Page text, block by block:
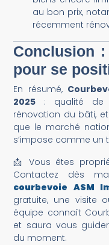
au bon prix,
récemment
Conclusion :
pour se
En résumé,
2025 : qualité de
rénovation du bâti,
que le marché
s’impose comme un
📩 Vous êtes
Contactez dès
courbevoie ASM
gratuite, une visite
équipe connaît
et saura vous
du moment.